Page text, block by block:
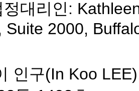
대리인:
Suite 2000,
인구(In Koo